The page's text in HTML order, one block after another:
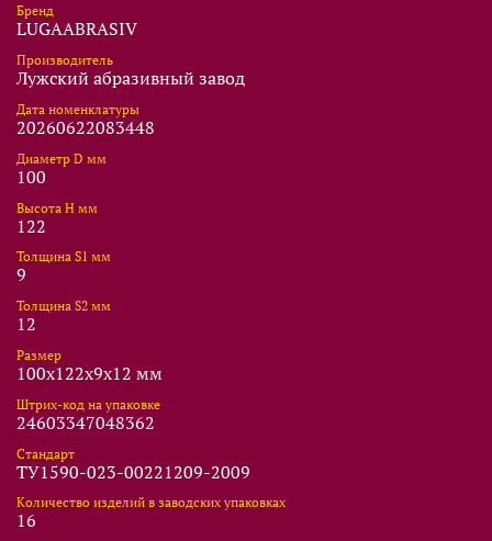
Бренд
LUGAABRASIV
Производитель
Лужский абразивный завод
Дата номенклатуры
20260622083448
Диаметр D мм
100
Высота Н мм
122
Толщина S1 мм
9
Толщина S2 мм
12
Размер
100x122x9x12 мм
Штрих-код на упаковке
24603347048362
Стандарт
ТУ1590-023-00221209-2009
Количество изделий в заводских упаковках
16